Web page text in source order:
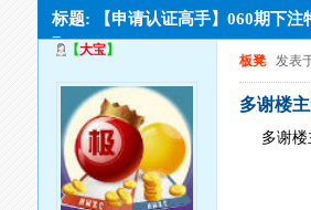
标题: 【申请认证高手】060期下
=
【大宝】
板凳 发表
多谢楼
多谢